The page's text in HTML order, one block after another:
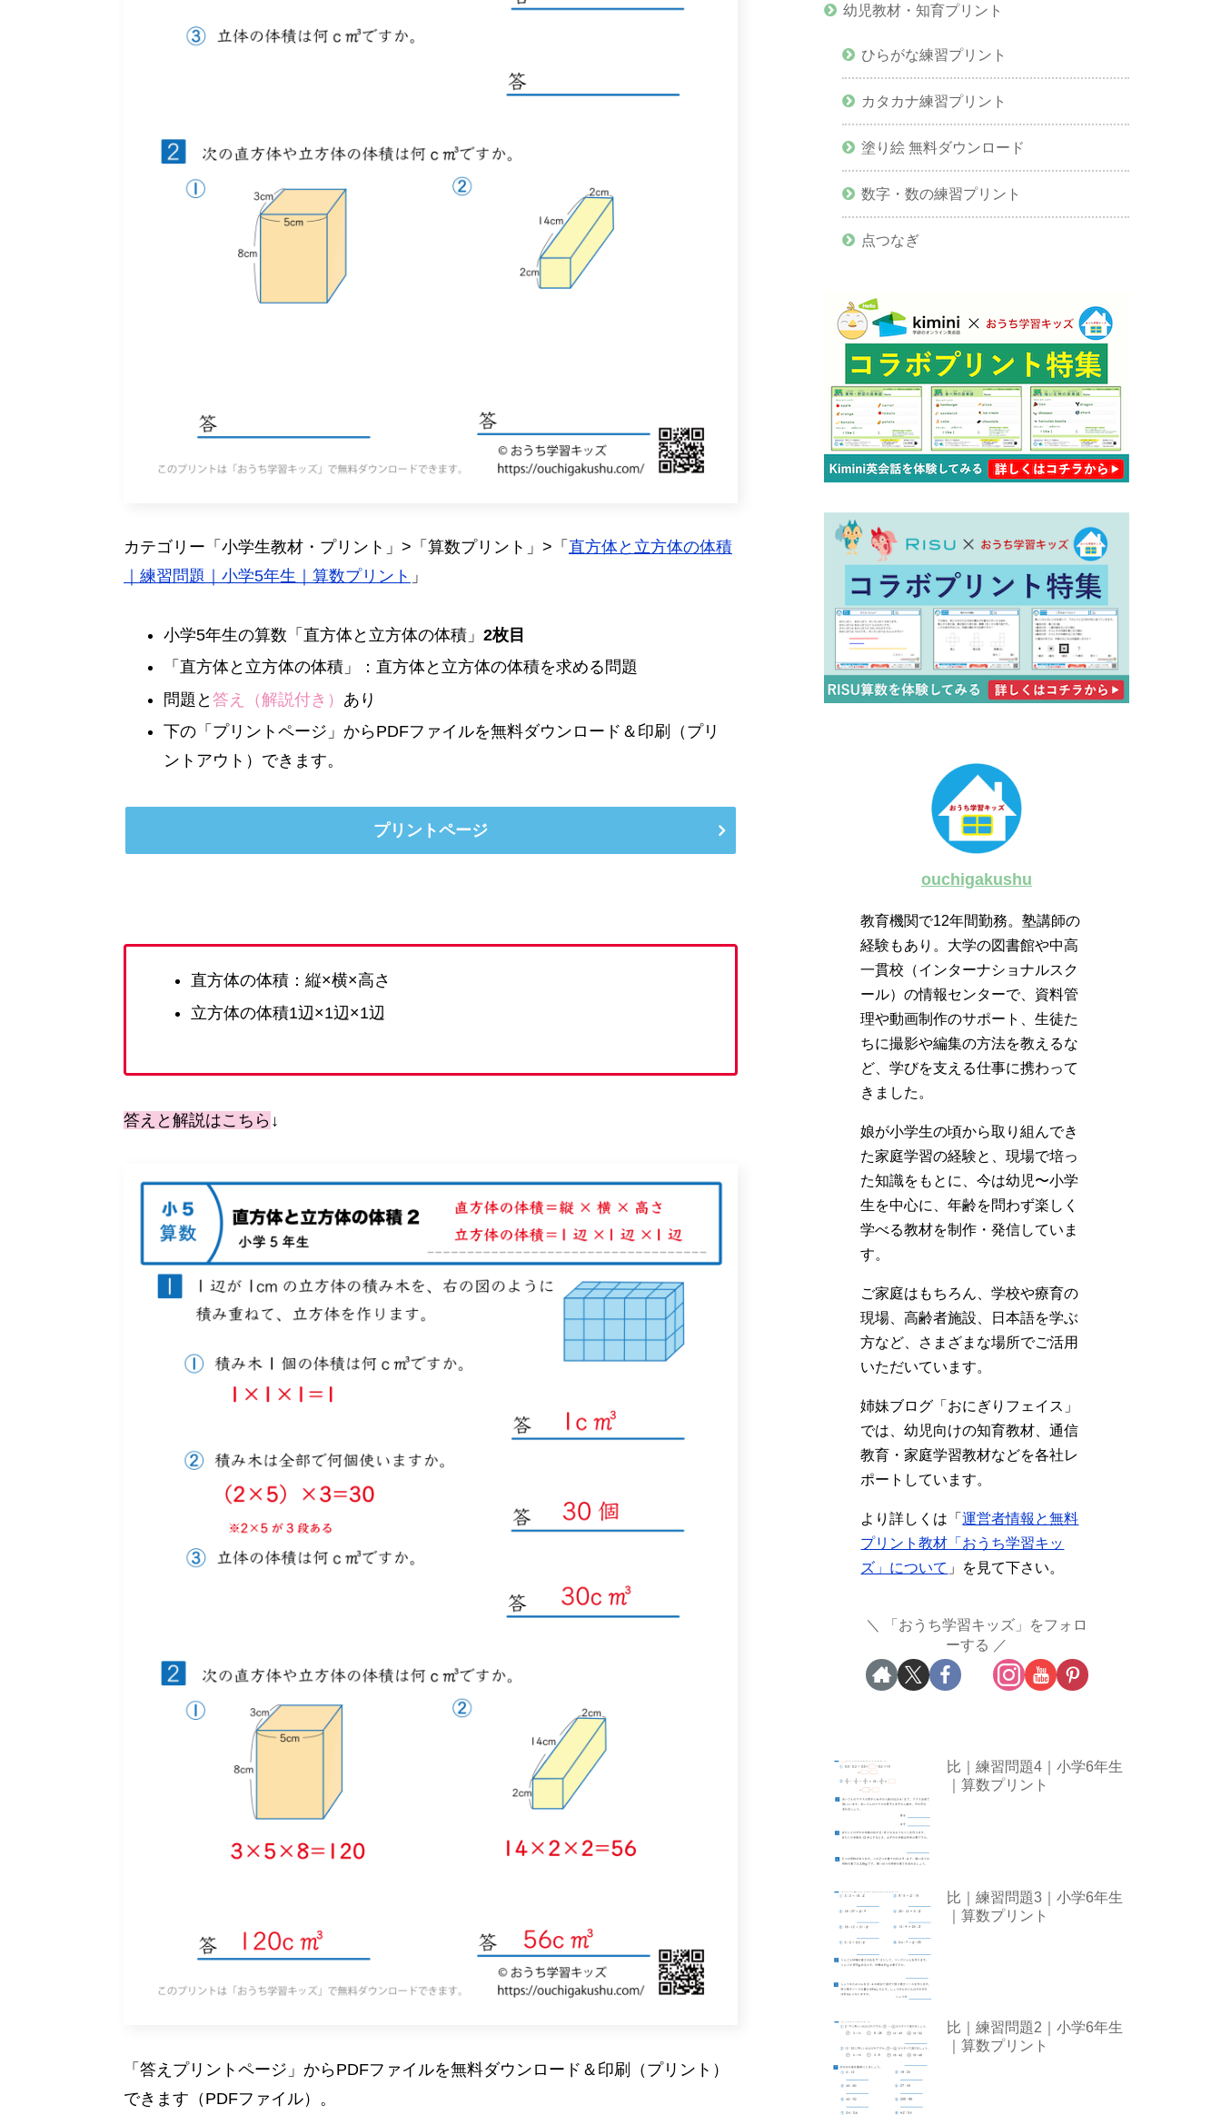
カテゴリー「小学生教材・プリント」>「算数プリント」>「 直方体と立方体の体積
｜練習問題｜小学5年生｜算数プリント 」
小学5年生の算数「直方体と立方体の体積」 2枚目
「直方体と立方体の体積」：直方体と立方体の体積を求める問題
問題と 答え（解説付き） あり
下の「プリントページ」からPDFファイルを無料ダウンロード＆印刷（プリ
ントアウト）できます。
プリントページ
直方体の体積：縦×横×高さ
立方体の体積1辺×1辺×1辺
答えと解説はこちら ↓
「答えプリントページ」からPDFファイルを無料ダウンロード＆印刷（プリント）
できます（PDFファイル）。
幼児教材・知育プリント
ひらがな練習プリント
カタカナ練習プリント
塗り絵 無料ダウンロード
数字・数の練習プリント
点つなぎ
ouchigakushu
教育機関で12年間勤務。塾講師の
経験もあり。大学の図書館や中高
一貫校（インターナショナルスク
ール）の情報センターで、資料管
理や動画制作のサポート、生徒た
ちに撮影や編集の方法を教えるな
ど、学びを支える仕事に携わって
きました。
娘が小学生の頃から取り組んでき
た家庭学習の経験と、現場で培っ
た知識をもとに、今は幼児〜小学
生を中心に、年齢を問わず楽しく
学べる教材を制作・発信していま
す。
ご家庭はもちろん、学校や療育の
現場、高齢者施設、日本語を学ぶ
方など、さまざまな場所でご活用
いただいています。
姉妹ブログ「おにぎりフェイス」
では、幼児向けの知育教材、通信
教育・家庭学習教材などを各社レ
ポートしています。
より詳しくは「運営者情報と無料
プリント教材「おうち学習キッ
ズ」について 」を見て下さい。
「おうち学習キッズ」をフォロ
ーする
比｜練習問題4｜小学6年生
｜算数プリント
比｜練習問題3｜小学6年生
｜算数プリント
比｜練習問題2｜小学6年生
｜算数プリント